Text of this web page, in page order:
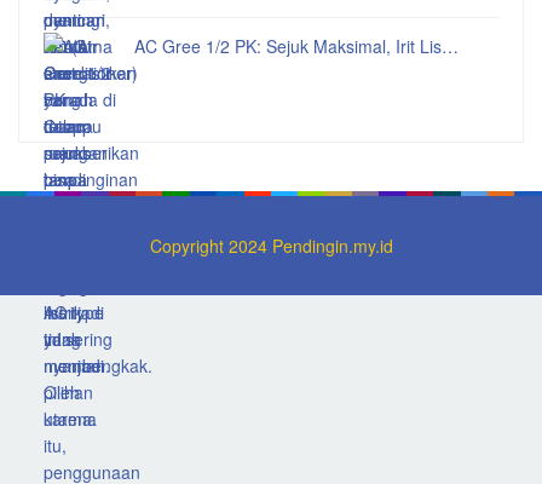
AC Gree 1/2 PK: Sejuk Maksimal, Irit Lis…
Copyright 2024 Pendingin.my.id